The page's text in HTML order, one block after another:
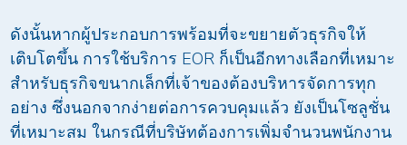
ดังนั้นหากผู้ประกอบการพร้อมที่จะขยายตัวธุรกิจให้
เติบโตขึ้น การใช้บริการ EOR ก็เป็นอีกทางเลือกที่เหมาะ
สำหรับธุรกิจขนากเล็กที่เจ้าของต้องบริหารจัดการทุก
อย่าง ซึ่งนอกจากง่ายต่อการควบคุมแล้ว ยังเป็นโซลูชั่น
ที่เหมาะสม ในกรณีที่บริษัทต้องการเพิ่มจำนวนพนักงาน